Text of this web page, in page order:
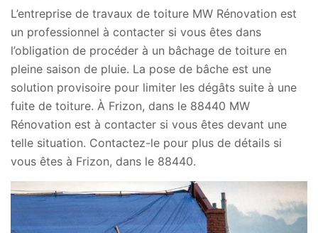
L’entreprise de travaux de toiture MW Rénovation est
un professionnel à contacter si vous êtes dans
l’obligation de procéder à un bâchage de toiture en
pleine saison de pluie. La pose de bâche est une
solution provisoire pour limiter les dégâts suite à une
fuite de toiture. À Frizon, dans le 88440 MW
Rénovation est à contacter si vous êtes devant une
telle situation. Contactez-le pour plus de détails si
vous êtes à Frizon, dans le 88440.